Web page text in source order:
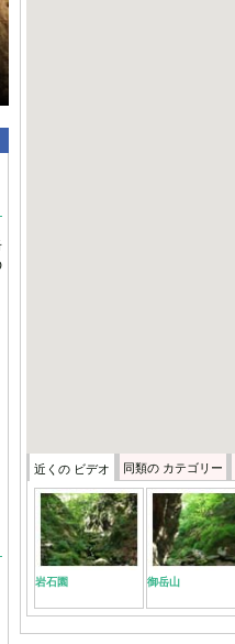
近くの ビデオ 同類のカテゴリー
岩石園 御岳山